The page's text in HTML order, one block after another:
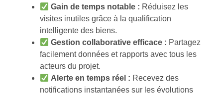
Gain de temps notable : Réduisez les
visites inutiles grâce à la qualification
intelligente des biens.
Gestion collaborative efficace : Partagez
facilement données et rapports avec tous les
acteurs du projet.
Alerte en temps réel : Recevez des
notifications instantanées sur les évolutions